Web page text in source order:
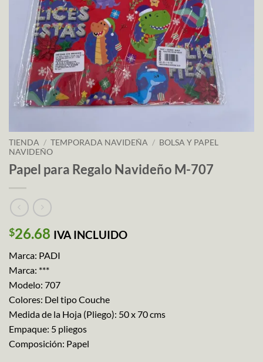
TIENDA / TEMPORADA NAVIDEÑA / BOLSA Y PAPEL
NAVIDEÑO
Papel para Regalo Navideño M-707
$26.68 IVA INCLUIDO
Marca: PADI
Marca: ***
Modelo: 707
Colores: Del tipo Couche
Medida de la Hoja (Pliego): 50 x 70 cms
Empaque: 5 pliegos
Composición: Papel